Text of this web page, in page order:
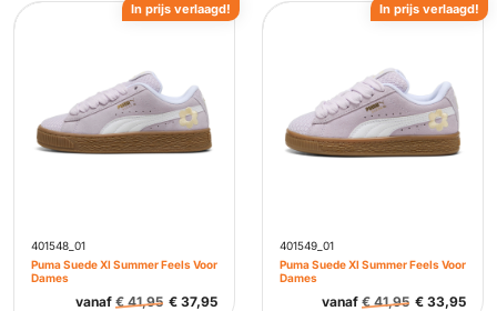
401548_01
Puma Suede Xl Summer Feels Voor
Dames
vanaf €41,95 € 37,95
In prijs verlaagd!
401549_01
Puma Suede Xl Summer Feels Voor
Dames
vanaf €41,95 € 33,95
In prijs verlaagd!